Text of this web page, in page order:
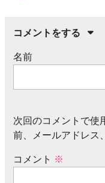
コメントをする
名前
次回のコメントで使
前、メールアドレス
コメント ※